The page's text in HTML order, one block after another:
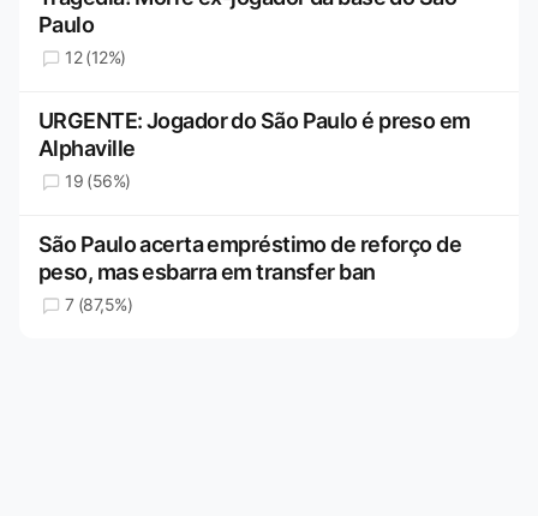
Paulo
12 (12%)
URGENTE: Jogador do São Paulo é preso em
Alphaville
19 (56%)
São Paulo acerta empréstimo de reforço de
peso, mas esbarra em transfer ban
7 (87,5%)